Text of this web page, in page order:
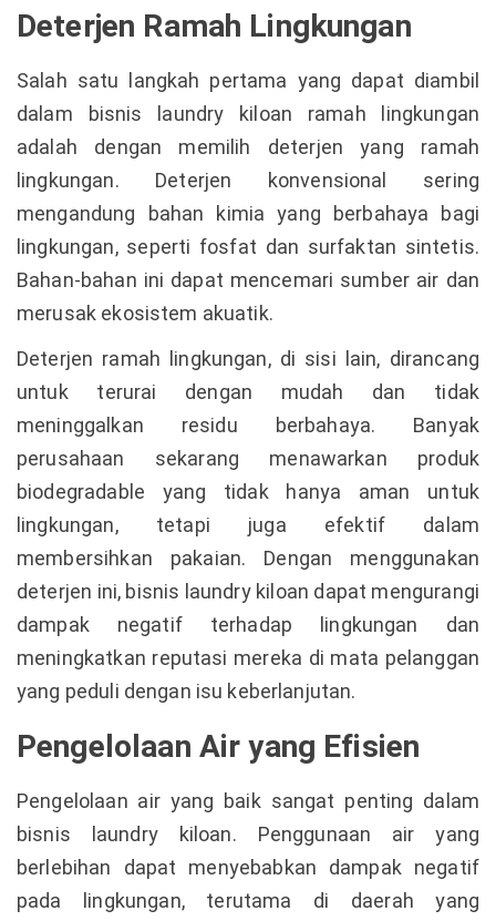
Deterjen Ramah Lingkungan
Salah satu langkah pertama yang dapat diambil
dalam bisnis laundry kiloan ramah lingkungan
adalah dengan memilih deterjen yang ramah
lingkungan. Deterjen konvensional sering
mengandung bahan kimia yang berbahaya bagi
lingkungan, seperti fosfat dan surfaktan sintetis.
Bahan-bahan ini dapat mencemari sumber air dan
merusak ekosistem akuatik.
Deterjen ramah lingkungan, di sisi lain, dirancang
untuk terurai dengan mudah dan tidak
meninggalkan residu berbahaya. Banyak
perusahaan sekarang menawarkan produk
biodegradable yang tidak hanya aman untuk
lingkungan, tetapi juga efektif dalam
membersihkan pakaian. Dengan menggunakan
deterjen ini, bisnis laundry kiloan dapat mengurangi
dampak negatif terhadap lingkungan dan
meningkatkan reputasi mereka di mata pelanggan
yang peduli dengan isu keberlanjutan.
Pengelolaan Air yang Efisien
Pengelolaan air yang baik sangat penting dalam
bisnis laundry kiloan. Penggunaan air yang
berlebihan dapat menyebabkan dampak negatif
pada lingkungan, terutama di daerah yang